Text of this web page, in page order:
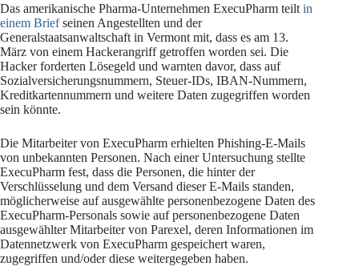
Das amerikanische Pharma-Unternehmen ExecuPharm teilt in
einem Briefseinen Angestellten und der
Generalstaatsanwaltschaft in Vermont mit, dass es am 13.
März von einem Hackerangriff getroffen worden sei. Die
Hacker forderten Lösegeld und warnten davor, dass auf
Sozialversicherungsnummern, Steuer-IDs, IBAN-Nummern,
Kreditkartennummern und weitere Daten zugegriffen worden
sein könnte.
Die Mitarbeiter von ExecuPharm erhielten Phishing-E-Mails
von unbekannten Personen. Nach einer Untersuchung stellte
ExecuPharm fest, dass die Personen, die hinter der
Verschlüsselung und dem Versand dieser E-Mails standen,
möglicherweise auf ausgewählte personenbezogene Daten des
ExecuPharm-Personals sowie auf personenbezogene Daten
ausgewählter Mitarbeiter von Parexel, deren Informationen im
Datennetzwerk von ExecuPharm gespeichert waren,
zugegriffen und/oder diese weitergegeben haben.